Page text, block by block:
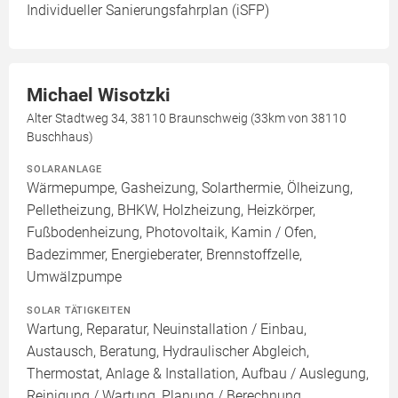
Individueller Sanierungsfahrplan (iSFP)
Michael Wisotzki
Alter Stadtweg 34, 38110 Braunschweig (33km von 38110
Buschhaus)
SOLARANLAGE
Wärmepumpe, Gasheizung, Solarthermie, Ölheizung,
Pelletheizung, BHKW, Holzheizung, Heizkörper,
Fußbodenheizung, Photovoltaik, Kamin / Ofen,
Badezimmer, Energieberater, Brennstoffzelle,
Umwälzpumpe
SOLAR TÄTIGKEITEN
Wartung, Reparatur, Neuinstallation / Einbau,
Austausch, Beratung, Hydraulischer Abgleich,
Thermostat, Anlage & Installation, Aufbau / Auslegung,